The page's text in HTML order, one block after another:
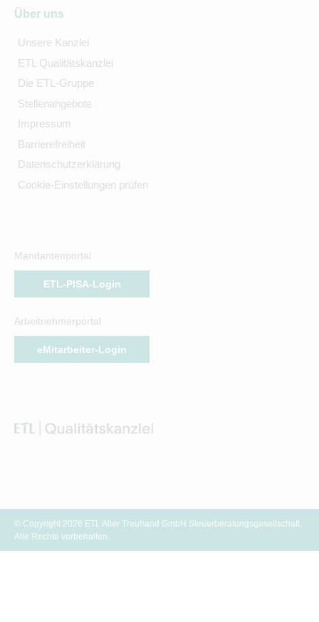
Über uns
Unsere Kanzlei
ETL Qualitätskanzlei
Die ETL-Gruppe
Stellenangebote
Impressum
Barrierefreiheit
Datenschutzerklärung
Cookie-Einstellungen prüfen
Mandantenportal
ETL-PISA-Login
Arbeitnehmerportal
eMitarbeiter-Login
© Copyright 2026 ETL Aller Treuhand GmbH Steuerberatungsgesellschaft.
Alle Rechte vorbehalten.